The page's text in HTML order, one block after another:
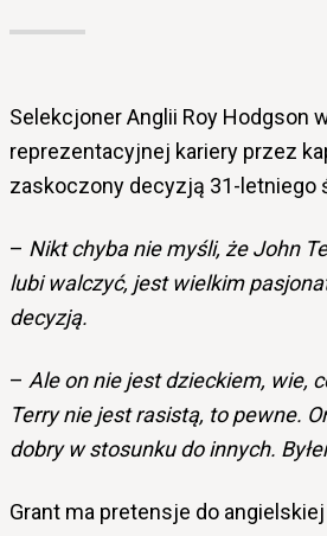
Selekcjoner Anglii Roy Hodgson
reprezentacyjnej kariery przez
zaskoczony decyzją 31-letniego
– Nikt chyba nie myśli, że John
lubi walczyć, jest wielkim
decyzją.
– Ale on nie jest dzieckiem, wie,
Terry nie jest rasistą, to pewne.
dobry w stosunku do innych.
Grant ma pretensje do